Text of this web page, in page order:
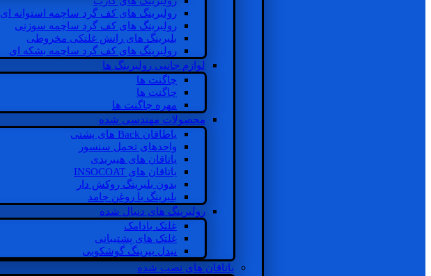
رولبرینگ های کف گرد ساچمه استوانه ای
رولبرینگ های کف گرد ساچمه سوزنی
بلبرینگ های رانش غلتکی مخروطی
رولبرینگ های کف گرد ساچمه بشکه ای
لوازم جانبی رولبرینگ ها
چاگنت ها
چاگنت ها
مهره چاگنت ها
محصولات مهندسی شده
یاطاقان Back های پشتی
واحدهای تحمل سنسور
یاتاقان های هیبریدی
یاتاقان های INSOCOAT
بدون بلبرینگ روکش دار
بلبرینگ با روغن جامد
رولبرینگ های دنبال شده
غلتک بادامک
غلتک های پشتیبانی
نیدل بیرینگ گوشکوبی
یاتاقان های نصب شده